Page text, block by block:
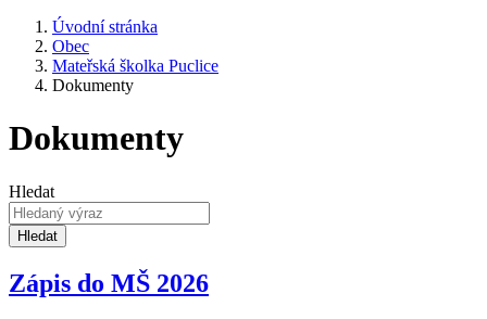
Úvodní stránka
Obec
Mateřská školka Puclice
Dokumenty
Dokumenty
Hledat
Hledat
Zápis do MŠ 2026